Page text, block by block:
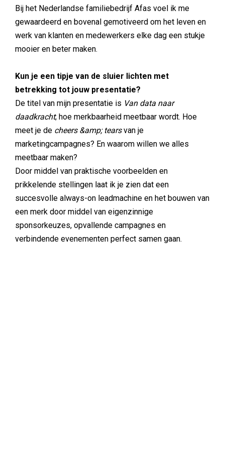
Bij het Nederlandse familiebedrijf Afas voel ik me
gewaardeerd en bovenal gemotiveerd om het leven en
werk van klanten en medewerkers elke dag een stukje
mooier en beter maken.
Kun je een tipje van de sluier lichten met
betrekking tot jouw presentatie?
De titel van mijn presentatie is Van data naar
daadkracht; hoe merkbaarheid meetbaar wordt. Hoe
meet je de cheers &amp; tearsvan je
marketingcampagnes? En waarom willen we alles
meetbaar maken?
Door middel van praktische voorbeelden en
prikkelende stellingen laat ik je zien dat een
succesvolle always-on leadmachine en het bouwen van
een merk door middel van eigenzinnige
sponsorkeuzes, opvallende campagnes en
verbindende evenementen perfect samen gaan.